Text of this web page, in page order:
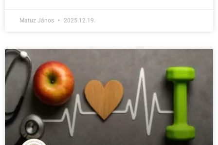
Matuz János 2025.12.19.